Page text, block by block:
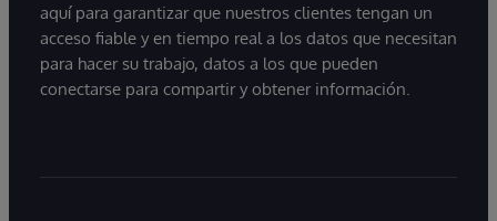
aquí para garantizar que nuestros clientes tengan un
acceso fiable y en tiempo real a los datos que necesitan
para hacer su trabajo, datos a los que pueden
conectarse para compartir y obtener información.